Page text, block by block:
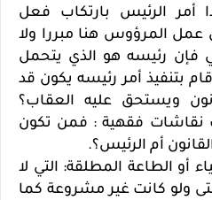
أمر الرئيس بارتكاب فعل
المرؤوس هنا مبررا ولا
فإن رئيسه هو الذي يتحمل
بتنفيذ أمر رئيسه يكون قد
ويستحق عليه العقاب؟
نقاشات فقهية : فمن تكون
أم الرئيس؟.
أو الطاعة المطلقة: التي لا
ولو كانت غير مشروعة كما